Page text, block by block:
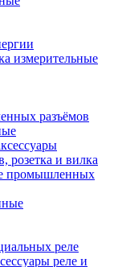
измерительные
разъёмов
розетка и вилка
промышленных
реле
реле и